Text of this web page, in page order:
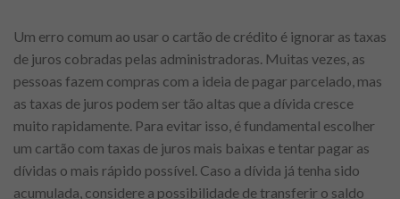
Um erro comum ao usar o cartão de crédito é ignorar as taxas
de juros cobradas pelas administradoras. Muitas vezes, as
pessoas fazem compras com a ideia de pagar parcelado, mas
as taxas de juros podem ser tão altas que a dívida cresce
muito rapidamente. Para evitar isso, é fundamental escolher
um cartão com taxas de juros mais baixas e tentar pagar as
dívidas o mais rápido possível. Caso a dívida já tenha sido
acumulada, considere a possibilidade de transferir o saldo